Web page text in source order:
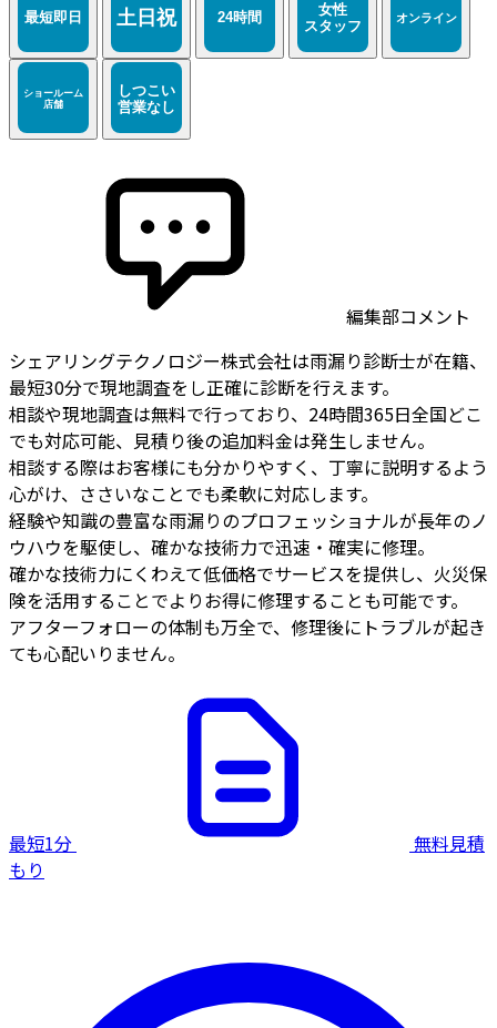
編集部コメント
シェアリングテクノロジー株式会社は雨漏り診断士が在籍、
最短30分で現地調査をし正確に診断を行えます。
相談や現地調査は無料で行っており、24時間365日全国どこ
でも対応可能、見積り後の追加料金は発生しません。
相談する際はお客様にも分かりやすく、丁寧に説明するよう
心がけ、ささいなことでも柔軟に対応します。
経験や知識の豊富な雨漏りのプロフェッショナルが長年のノ
ウハウを駆使し、確かな技術力で迅速・確実に修理。
確かな技術力にくわえて低価格でサービスを提供し、火災保
険を活用することでよりお得に修理することも可能です。
アフターフォローの体制も万全で、修理後にトラブルが起き
ても心配いりません。
最短1分
無料見積
もり